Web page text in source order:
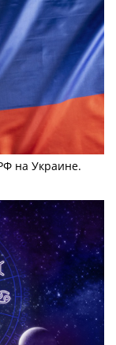
на Украине.